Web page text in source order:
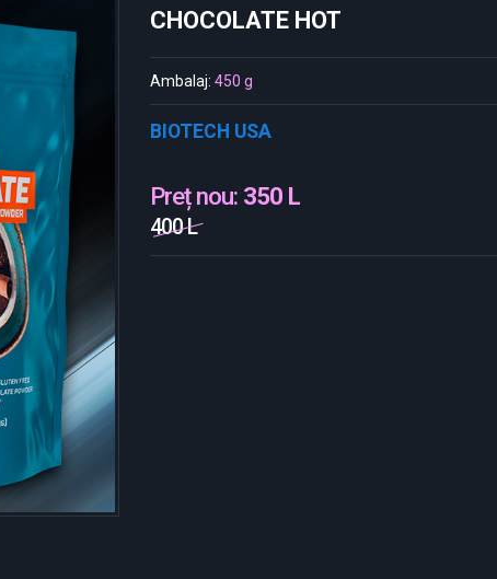
CHOCOLATE HOT
Ambalaj: 450 g
BIOTECH USA
Preț nou: 350 L
400 L